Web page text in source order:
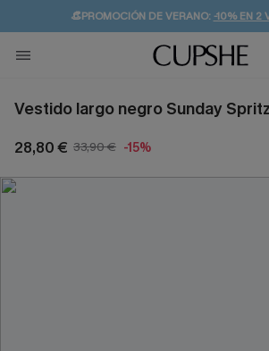
👒PROMOCIÓN DE VERANO:-10% EN 2
💌¡SUSCRIBIRSE & GANAR -10%
🚚ENVÍO GRATUITO A PARTIR DE
Vestido largo negro Sunday Spritz
28,80 € 33,90 € -15%